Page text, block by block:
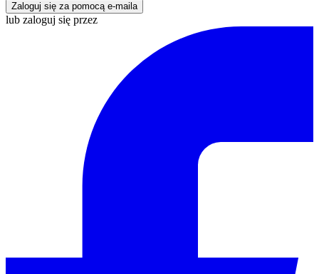
Zaloguj się za pomocą e-maila
lub zaloguj się przez